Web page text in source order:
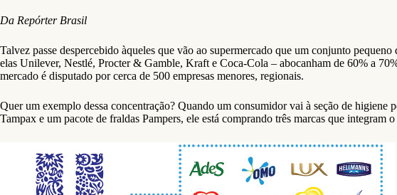
Da Repórter Brasil
Talvez passe despercebido àqueles que vão ao supermercado que um conjunto
elas Unilever, Nestlé, Procter & Gamble, Kraft e Coca-Cola – abocanham de 60% a
mercado é disputado por cerca de 500 empresas menores, regionais.
Quer um exemplo dessa concentração? Quando um consumidor vai à seção de higiene
Tampax e um pacote de fraldas Pampers, ele está comprando três marcas que